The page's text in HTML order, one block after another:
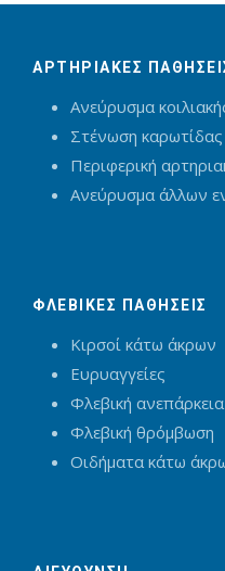
ΑΡΤΗΡΙΑΚΕΣ
Ανεύρυσμα
Στένωση καρωτίδας
Περιφερική
Ανεύρυσμα άλλων
ΦΛΕΒΙΚΕΣ ΠΑΘΗΣΕΙΣ
Κιρσοί κάτω άκρων
Ευρυαγγείες
Φλεβική
Φλεβική θρόμβωση
Οιδήματα κάτω